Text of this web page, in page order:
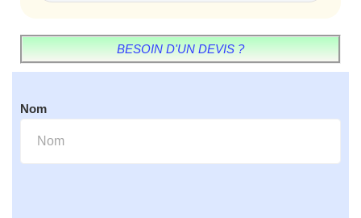
BESOIN D'UN DEVIS ?
Nom